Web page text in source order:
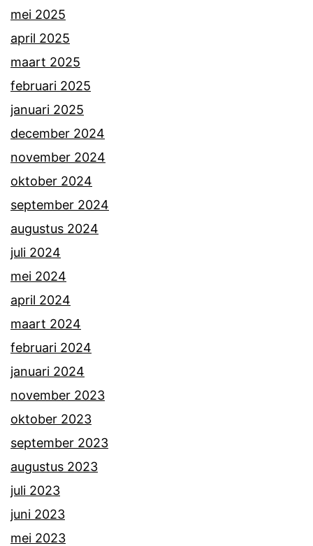
mei 2025
april 2025
maart 2025
februari 2025
januari 2025
december 2024
november 2024
oktober 2024
september 2024
augustus 2024
juli 2024
mei 2024
april 2024
maart 2024
februari 2024
januari 2024
november 2023
oktober 2023
september 2023
augustus 2023
juli 2023
juni 2023
mei 2023